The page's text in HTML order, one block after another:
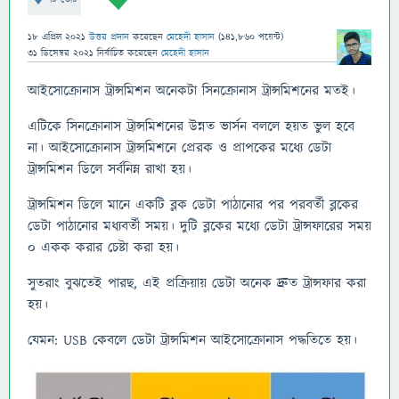
18 এপ্রিল 2021 উত্তর প্রদান করেছেন মেহেদী হাসান (141,860 পয়েন্ট)
31 ডিসেম্বর 2021 নির্বাচিত করেছেন মেহেদী হাসান
আইসোক্রোনাস ট্রান্সমিশন অনেকটা সিনক্রোনাস ট্রান্সমিশনের মতই।
এটিকে সিনক্রোনাস ট্রান্সমিশনের উন্নত ভার্সন বললে হয়ত ভুল হবে
না। আইসোক্রোনাস ট্রান্সমিশনে প্রেরক ও প্রাপকের মধ্যে ডেটা
ট্রান্সমিশন ডিলে সর্বনিম্ন রাখা হয়।
ট্রান্সমিশন ডিলে মানে একটি ব্লক ডেটা পাঠানোর পর পরবর্তী ব্লকের
ডেটা পাঠানোর মধ্যবর্তী সময়। দুটি ব্লকের মধ্যে ডেটা ট্রান্সফারের সময়
০ একক করার চেষ্টা করা হয়।
সুতরাং বুঝতেই পারছ, এই প্রক্রিয়ায় ডেটা অনেক দ্রুত ট্রান্সফার করা
হয়।
যেমন: USB কেবলে ডেটা ট্রান্সমিশন আইসোক্রোনাস পদ্ধতিতে হয়।